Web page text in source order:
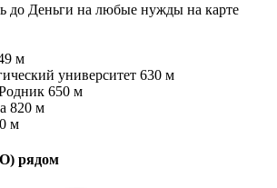
до Деньги на любые нужды на карте
м
университет 630 м
650 м
820 м
м
рядом